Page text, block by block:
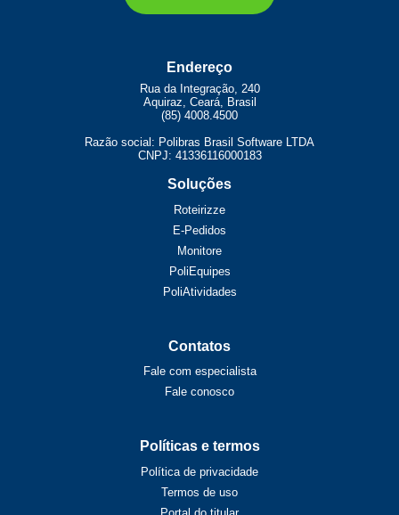
Endereço
Rua da Integração, 240
Aquiraz, Ceará, Brasil
(85) 4008.4500
Razão social: Polibras Brasil Software LTDA
CNPJ: 41336116000183
Soluções
Roteirizze
E-Pedidos
Monitore
PoliEquipes
PoliAtividades
Contatos
Fale com especialista
Fale conosco
Políticas e termos
Política de privacidade
Termos de uso